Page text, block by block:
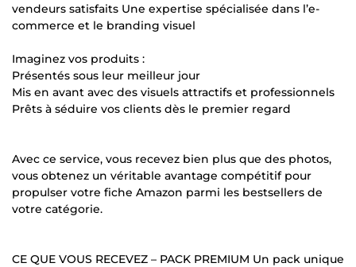
vendeurs satisfaits Une expertise spécialisée dans l’e-
commerce et le branding visuel
Imaginez vos produits :
Présentés sous leur meilleur jour
Mis en avant avec des visuels attractifs et professionnels
Prêts à séduire vos clients dès le premier regard
Avec ce service, vous recevez bien plus que des photos,
vous obtenez un véritable avantage compétitif pour
propulser votre fiche Amazon parmi les bestsellers de
votre catégorie.
CE QUE VOUS RECEVEZ – PACK PREMIUM Un pack unique